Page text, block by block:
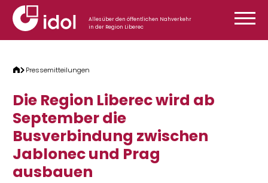
Zum Inhalt springen
Alles über den öffentlichen Nahverkehr
in der Region Liberec
Pressemitteilungen
Die Region Liberec wird ab
September die
Busverbindung zwischen
Jablonec und Prag
ausbauen